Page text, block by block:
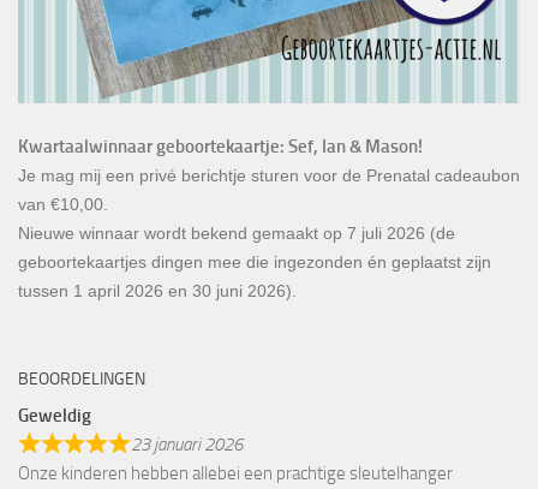
Kwartaalwinnaar geboortekaartje: Sef, Ian & Mason!
Je mag mij een privé berichtje sturen voor de Prenatal cadeaubon
van €10,00.
Nieuwe winnaar wordt bekend gemaakt op 7 juli 2026 (de
geboortekaartjes dingen mee die ingezonden én geplaatst zijn
tussen 1 april 2026 en 30 juni 2026).
BEOORDELINGEN
Geweldig
23 januari 2026
Onze kinderen hebben allebei een prachtige sleutelhanger